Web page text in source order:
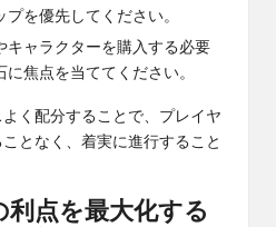
を優先してください。
キャラクターを購入する必要
焦点を当ててください。
く配分することで、プレイヤ
となく、着実に進行すること
点を最大化する